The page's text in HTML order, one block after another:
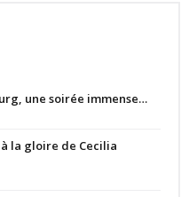
une soirée immense…
la gloire de Cecilia